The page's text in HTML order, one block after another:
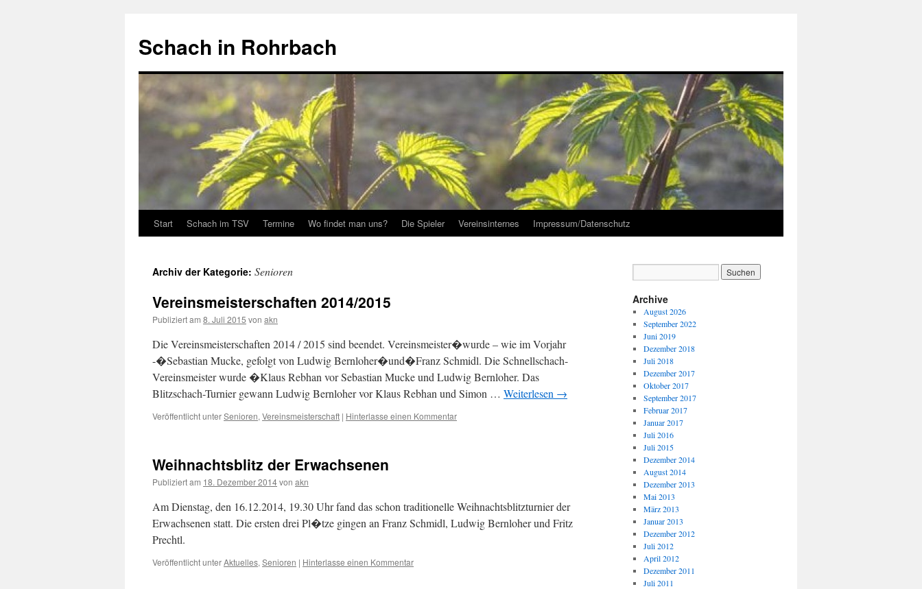
Schach in Rohrbach
Springe
Inhalt
Start Schach im TSV Termine Wo findet man uns? Die Spieler Vereinsinternes Impressum/Datenschutz
Archiv der Kategorie: Senioren
Vereinsmeisterschaften 2014/2015
Publiziert am 8. Juli 2015 von akn
Die Vereinsmeisterschaften 2014 / 2015 sind beendet. Vereinsmeister�wurde – wie im Vorjahr
-�Sebastian Mucke, gefolgt von Ludwig Bernloher�und�Franz Schmidl. Die Schnellschach-
Vereinsmeister wurde �Klaus Rebhan vor Sebastian Mucke und Ludwig Bernloher. Das
Blitzschach-Turnier gewann Ludwig Bernloher vor Klaus Rebhan und Simon … Weiterlesen →
Veröffentlicht unterSenioren, Vereinsmeisterschaft | Hinterlasse einen Kommentar
Weihnachtsblitz der Erwachsenen
Publiziert am 18. Dezember 2014von akn
Am Dienstag, den 16.12.2014, 19.30 Uhr fand das schon traditionelle Weihnachtsblitzturnier der
Erwachsenen statt. Die ersten drei Pl�tze gingen an Franz Schmidl, Ludwig Bernloher und Fritz
Prechtl.
Veröffentlicht unterAktuelles, Senioren | Hinterlasse einen Kommentar
Archive
August 2026
September 2022
Juni 2019
Dezember 2018
Juli 2018
Dezember 2017
Oktober 2017
September 2017
Februar 2017
Januar 2017
Juli 2016
Juli 2015
Dezember 2014
August 2014
Dezember 2013
Mai 2013
März 2013
Januar 2013
Dezember 2012
Juli 2012
April 2012
Dezember 2011
Juli 2011